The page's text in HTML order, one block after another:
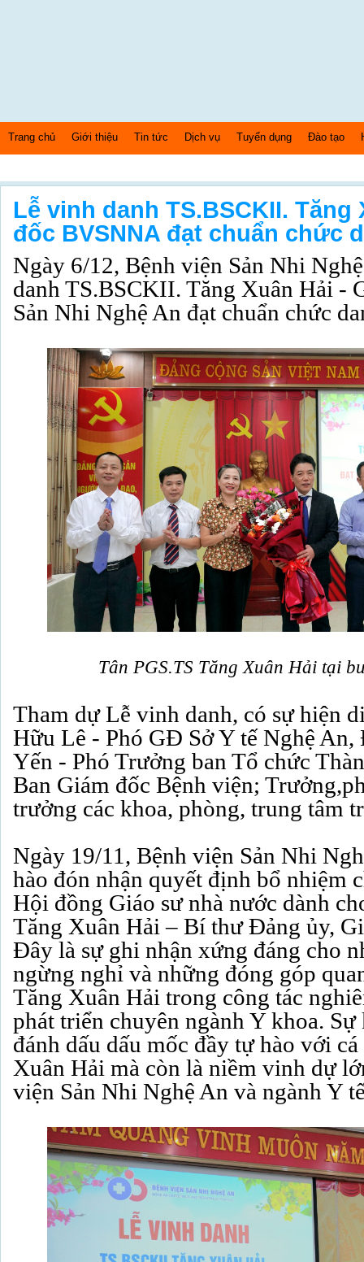
Trang chủ Giới thiệu Tin tức Dịch vụ Tuyển dụng Đào tạo
Lễ vinh danh TS.BSCKII. Tăng
đốc BVSNNA đạt chuẩn chức
Ngày 6/12, Bệnh viện Sản Nhi
danh TS.BSCKII. Tăng Xuân Hải -
Sản Nhi Nghệ An đạt chuẩn chức
Tân PGS.TS Tăng Xuân Hải tại
Tham dự Lễ vinh danh, có sự hiện
Hữu Lê - Phó GĐ Sở Y tế Nghệ
Yến - Phó Trưởng ban Tổ chức
Ban Giám đốc Bệnh viện;
trưởng các khoa, phòng, trung tâm
Ngày 19/11, Bệnh viện Sản Nhi
hào đón nhận quyết định bổ nhiệm
Hội đồng Giáo sư nhà nước dành
Tăng Xuân Hải – Bí thư Đảng ủy,
Đây là sự ghi nhận xứng đáng cho
ngừng nghỉ và những đóng góp
Tăng Xuân Hải trong công tác
phát triển chuyên ngành Y khoa.
đánh dấu dấu mốc đầy tự hào với
Xuân Hải mà còn là niềm vinh dự
viện Sản Nhi Nghệ An và ngành Y